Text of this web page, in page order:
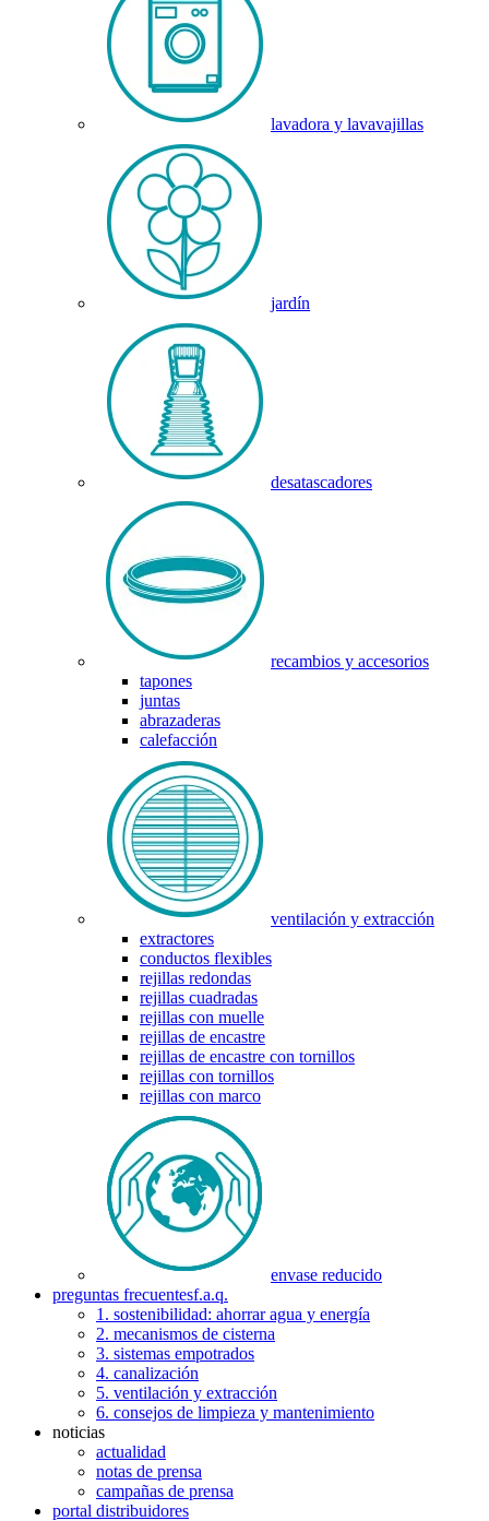
lavadora y lavavajillas
jardín
desatascadores
recambios y accesorios
tapones
juntas
abrazaderas
calefacción
ventilación y extracción
extractores
conductos flexibles
rejillas redondas
rejillas cuadradas
rejillas con muelle
rejillas de encastre
rejillas de encastre con tornillos
rejillas con tornillos
rejillas con marco
envase reducido
preguntas frecuentesf.a.q.
1. sostenibilidad: ahorrar agua y energía
2. mecanismos de cisterna
3. sistemas empotrados
4. canalización
5. ventilación y extracción
6. consejos de limpieza y mantenimiento
noticias
actualidad
notas de prensa
campañas de prensa
portal distribuidores